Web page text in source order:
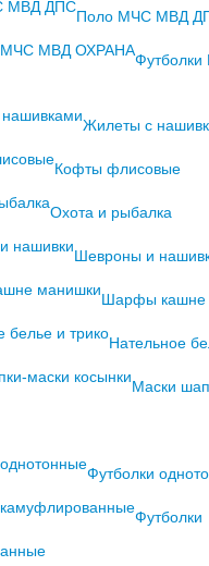
Поло МЧС МВД
Жилеты с
Кофты флисовые
Охота и рыбалка
Шевроны и
Шарфы кашне
Нательное
Маски
Футболки
Футболки